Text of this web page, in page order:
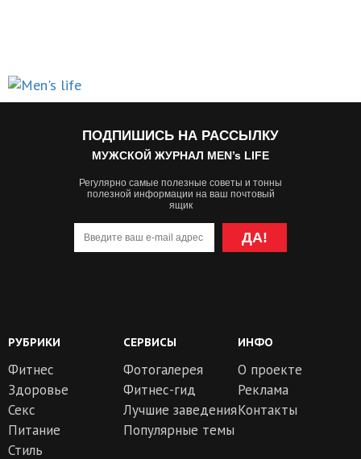
ПОДПИШИСЬ НА РАССЫЛКУ
МУЖСКОЙ ЖУРНАЛ MEN’s LIFE
Регулярно самые полезные советы и тонны
полезной информации на ваш почтовый
ящик
ДА!
РУБРИКИ
Фитнес
Здоровье
Секс
Питание
Стиль
СЕРВИСЫ
Фотогалерея
Фитнес-гид
Лучшие заведения
Популярные темы
ИНФО
О проекте
Реклама
Контакты